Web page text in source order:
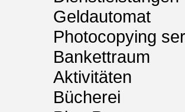
Geldautomat
Photocopying
Bankettraum
Aktivitäten
Bücherei